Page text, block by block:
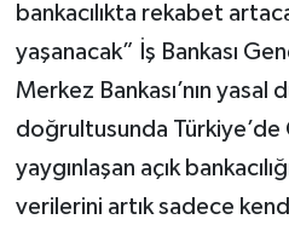
bankacılıkta rekabet
yaşanacak” İş Bankası
Merkez Bankası’nın yasal
doğrultusunda Türkiye’de
yaygınlaşan açık
verilerini artık sadece